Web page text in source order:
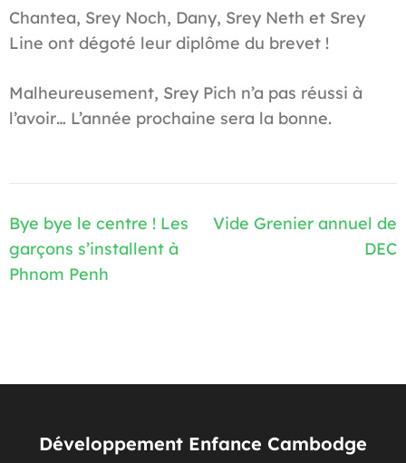
Chantea, Srey Noch, Dany, Srey Neth et Srey
Line ont dégoté leur diplôme du brevet !
Malheureusement, Srey Pich n’a pas réussi à
l’avoir… L’année prochaine sera la bonne.
Navigation
de
l’article
Bye bye le centre ! Les
garçons s’installent à
Phnom Penh
Vide Grenier annuel de
DEC
Développement Enfance Cambodge